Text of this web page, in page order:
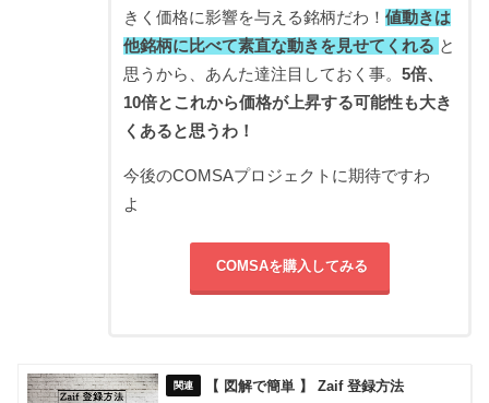
きく価格に影響を与える銘柄だわ！ 値動きは
他銘柄に比べて素直な動きを見せてくれる と
思うから、あんた達注目しておく事。 5倍、
10倍とこれから価格が上昇する可能性も大き
くあると思うわ！
今後のCOMSAプロジェクトに期待ですわ
よ
COMSAを購入してみる
【 図解で簡単 】 Zaif 登録方法